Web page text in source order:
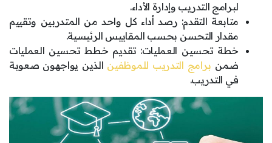
لبرامج التدريب وإدارة الأداء.
متابعة التقدم: رصد أداء كل واحد من المتدربين وتقييم
مقدار التحسن بحسب المقاييس الرئيسية.
خطة تحسين العمليات: تقديم خطط تحسين العمليات
ضمن برامج التدريب للموظفين الذين يواجهون صعوبة
في التدريب.